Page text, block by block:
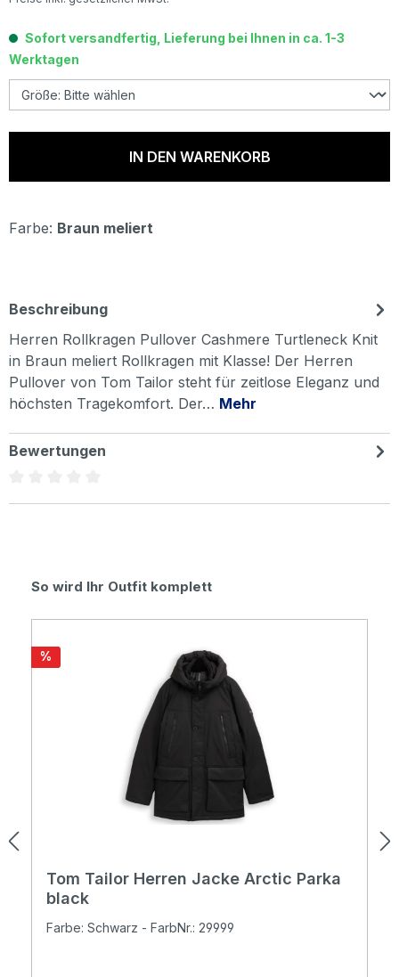
Sofort versandfertig, Lieferung bei Ihnen in ca. 1-3
Werktagen
IN DEN WARENKORB
Farbe: Braun meliert
Beschreibung
Herren Rollkragen Pullover Cashmere Turtleneck Knit
in Braun meliert Rollkragen mit Klasse! Der Herren
Pullover von Tom Tailor steht für zeitlose Eleganz und
höchsten Tragekomfort. Der… Mehr
Bewertungen
Produktgalerie überspringen
So wird Ihr Outfit komplett
Rabatt
%
Tom Tailor Herren Jacke Arctic Parka
black
Farbe: Schwarz - FarbNr.: 29999